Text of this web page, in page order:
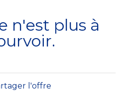
n'est plus à
l'offre